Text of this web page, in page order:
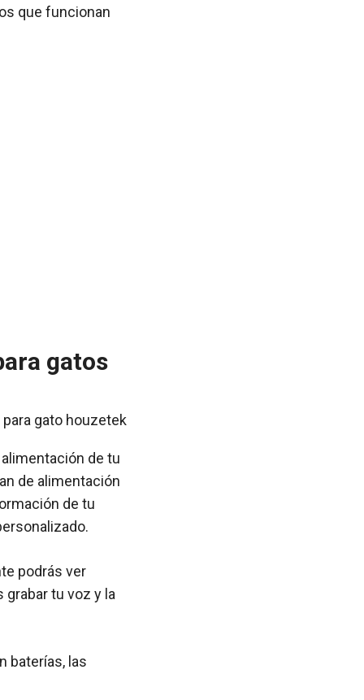
que funcionan
gatos
de tu
de alimentación
de tu
podrás ver
grabar tu voz y la
baterías, las